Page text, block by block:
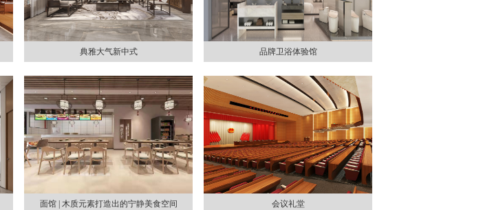
典雅大气新中式 品牌卫浴体验馆
面馆 | 木质元素打造出的宁静美食空间 会议礼堂